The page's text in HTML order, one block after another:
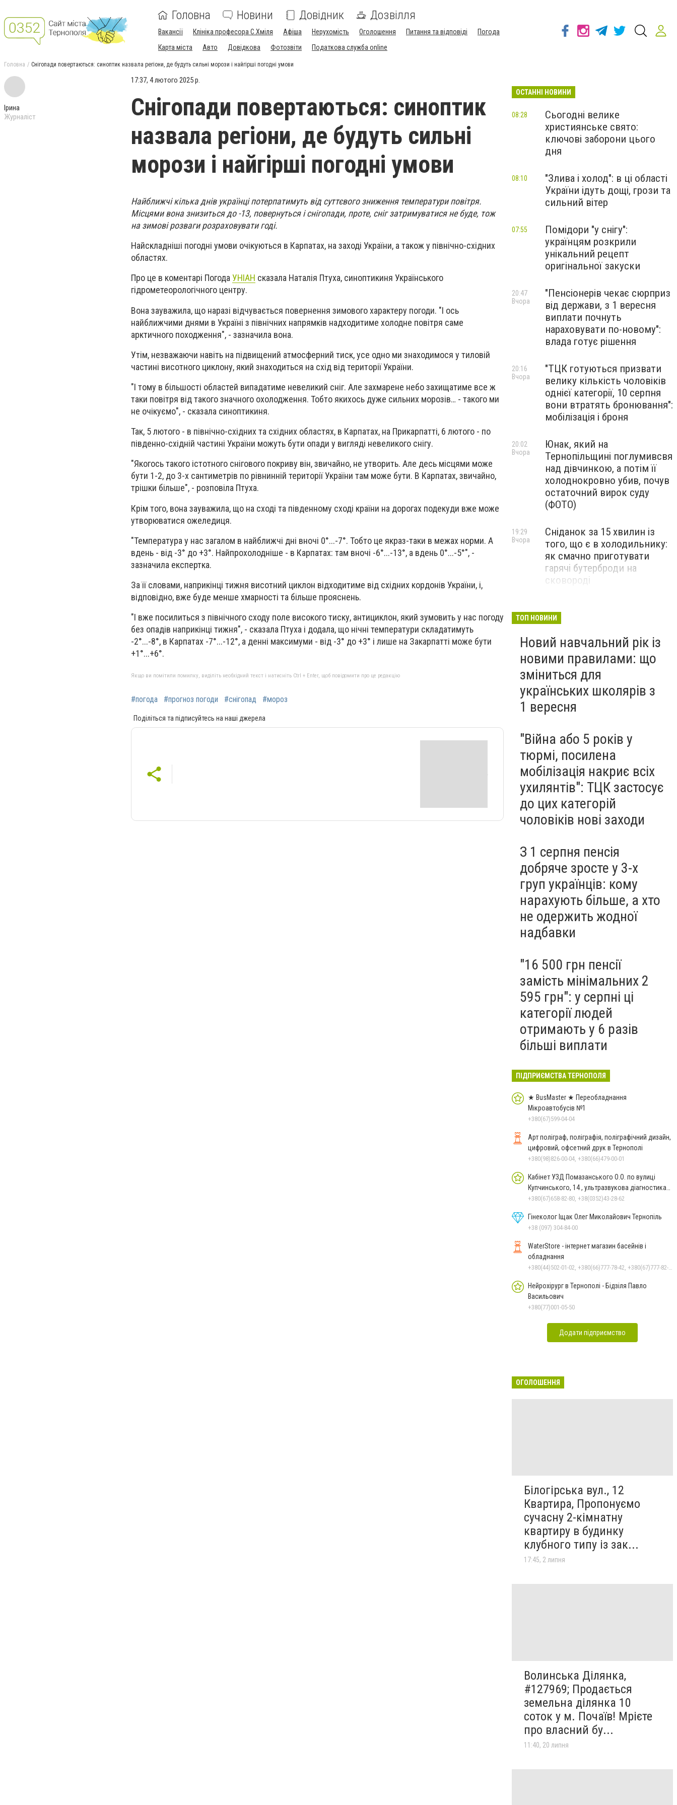
Головна Новини Довідник Дозвілля
Вакансії Клініка професора С.Хміля Афіша Нерухомість Оголошення Питання та відповіді
Погода
Карта міста
Авто Довідкова Фотозвіти Податкова служба online
Головна Снігопади повертаються: синоптик назвала регіони, де будуть сильні морози і найгірші погодні умови
Ірина
Журналіст
17:37, 4 лютого 2025 р.
Снігопади повертаються: синоптик
назвала регіони, де будуть сильні
морози і найгірші погодні умови
Найближчі кілька днів українці потерпатимуть від суттєвого зниження температури повітря.
Місцями вона знизиться до -13, повернуться і снігопади, проте, сніг затримуватися не буде, тож
на зимові розваги розраховувати годі.
Найскладніші погодні умови очікуються в Карпатах, на заході України, а також у північно-східних
областях.
Про це в коментарі ПогодаУНІАН сказала Наталія Птуха, синоптикиня Українського
гідрометеорологічного центру.
Вона зауважила, що наразі відчувається повернення зимового характеру погоди. "І ось
найближчими днями в Україні з північних напрямків надходитиме холодне повітря саме
арктичного походження", - зазначила вона.
Утім, незважаючи навіть на підвищений атмосферний тиск, усе одно ми знаходимося у тиловій
частині висотного циклону, який знаходиться на схід від території України.
"І тому в більшості областей випадатиме невеликий сніг. Але захмарене небо захищатиме все ж
таки повітря від такого значного охолодження. Тобто якихось дуже сильних морозів… - такого ми
не очікуємо", - сказала синоптикиня.
Так, 5 лютого - в північно-східних та східних областях, в Карпатах, на Прикарпатті, 6 лютого - по
південно-східній частині України можуть бути опади у вигляді невеликого снігу.
"Якогось такого істотного снігового покриву він, звичайно, не утворить. Але десь місцями може
бути 1-2, до 3-х сантиметрів по рівнинній території України там може бути. В Карпатах, звичайно,
трішки більше", - розповіла Птуха.
Крім того, вона зауважила, що на сході та південному сході країни на дорогах подекуди вже може
утворюватися ожеледиця.
"Температура у нас загалом в найближчі дні вночі 0°...-7°. Тобто це якраз-таки в межах норми. А
вдень - від -3° до +3°. Найпрохолодніше - в Карпатах: там вночі -6°...-13°, а вдень 0°...-5°", -
зазначила експертка.
За її словами, наприкінці тижня висотний циклон відходитиме від східних кордонів України, і,
відповідно, вже буде менше хмарності та більше прояснень.
"І вже посилиться з північного сходу поле високого тиску, антициклон, який зумовить у нас погоду
без опадів наприкінці тижня", - сказала Птуха і додала, що нічні температури складатимуть
-2°...-8°, в Карпатах -7°...-12°, а денні максимуми - від -3° до +3° і лише на Закарпатті може бути
+1°...+6°.
Якщо ви помітили помилку, виділіть необхідний текст і натисніть Ctrl + Enter, щоб повідомити про це редакцію
#погода #прогноз погоди #снігопад #мороз
Поділіться та підписуйтесь на наші джерела
ОСТАННІ НОВИНИ
Сьогодні велике
християнське свято:
ключові заборони цього
дня
08:28
"Злива і холод": в ці області
України ідуть дощі, грози та
сильний вітер
08:10
Помідори "у снігу":
українцям розкрили
унікальний рецепт
оригінальної закуски
07:55
"Пенсіонерів чекає сюрприз
від держави, з 1 вересня
виплати почнуть
нараховувати по-новому":
влада готує рішення
20:47
Вчора
"ТЦК готуються призвати
велику кількість чоловіків
однієї категорії, 10 серпня
вони втратять бронювання":
мобілізація і броня
20:16
Вчора
Юнак, який на
Тернопільщині поглумивсвя
над дівчинкою, а потім її
холоднокровно убив, почув
остаточний вирок суду
(ФОТО)
20:02
Вчора
Сніданок за 15 хвилин із
того, що є в холодильнику:
як смачно приготувати
гарячі бутерброди на
сковороді
19:29
Вчора
зниклим безвісти:
воїна з Тернопільщини
Вчора
ТОП НОВИНИ
Новий навчальний рік із
новими правилами: що
зміниться для
українських школярів з
1 вересня
"Війна або 5 років у
тюрмі, посилена
мобілізація накриє всіх
ухилянтів": ТЦК застосує
до цих категорій
чоловіків нові заходи
З 1 серпня пенсія
добряче зросте у 3-х
груп українців: кому
нарахують більше, а хто
не одержить жодної
надбавки
"16 500 грн пенсії
замість мінімальних 2
595 грн": у серпні ці
категорії людей
отримають у 6 разів
більші виплати
ПІДПРИЄМСТВА ТЕРНОПОЛЯ
★ BusMaster ★ Переобладнання
Мікроавтобусів №1
+380(67)599-04-04
Арт поліграф, поліграфія, поліграфічний дизайн,
цифровий, офсетний друк в Тернополі
+380(98)826-00-04, +380(66)479-00-01
Кабінет УЗД Помазанського О.О. по вулиці
Купчинського, 14 , ультразвукова діагностика
Тернопіль
+380(67)658-82-80, +38(0352)43-28-62
Гінеколог Іщак Олег Миколайович Тернопіль
+38 (097) 304-84-00
WaterStore - інтернет магазин басейнів і
обладнання
+380(44)502-01-02, +380(66)777-78-42, +380(67)777-82-19, +380(67)890-80-80, +380(73)890-80-80, +380(44)502-01-03
Нейрохірург в Тернополі - Бідзіля Павло
Васильович
+380(77)001-05-50
Додати підприємство
ОГОЛОШЕННЯ
Білогірська вул., 12
Квартира, Пропонуємо
сучасну 2-кімнатну
квартиру в будинку
клубного типу із зак...
17:45, 2 липня
Волинська Ділянка,
#127969; Продається
земельна ділянка 10
соток у м. Почаїв! Мрієте
про власний бу...
11:40, 20 липня